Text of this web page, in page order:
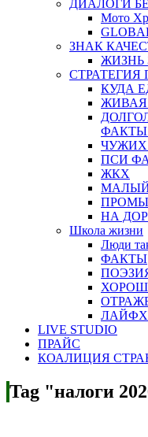
ДИАЛОГИ
Мото
ЗНАК
ЖИЗНЬ
СТРАТЕГИЯ
КУДА
ЖИВАЯ
ЧУЖИХ
ПСИ
ЖКХ
МАЛЫЙ
НА
Школа жизни
Люди
ФАКТЫ
LIVE STUDIO
ПРАЙС
КОАЛИЦИЯ
Tag "налоги